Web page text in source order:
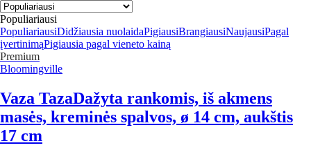
Populiariausi
PopuliariausiDidžiausia nuolaidaPigiausiBrangiausiNaujausiPagal
įvertinimąPigiausia pagal vieneto kainą
Premium
Bloomingville
Vaza TazaDažyta rankomis, iš akmens
masės, kreminės spalvos, ø 14 cm, aukštis
17 cm